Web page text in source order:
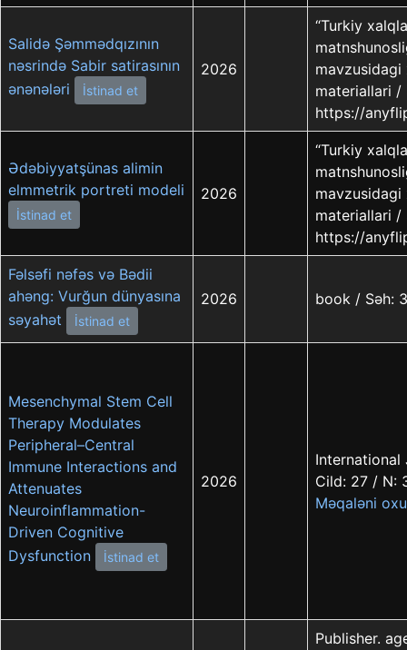
Salidə Şəmmədqızının
nəsrində Sabir satirasının
ənənələri
İstinad et
2026
“Turkiy
materiallari /
https://
Ədəbiyyatşünas alimin
elmmetrik portreti modeli
İstinad et
2026
“Turkiy
materiallari
https://
Fəlsəfi nəfəs və Bədii
ahəng: Vurğun dünyasına
səyahət
İstinad et
2026 book / Səh:
Mesenchymal Stem Cell
Therapy Modulates
Peripheral–Central
Immune Interactions and
Attenuates
Neuroinflammation-
Driven Cognitive
Dysfunction
İstinad et
2026
International
Cild: 27 / N:
Məqaləni oxu
Publisher.